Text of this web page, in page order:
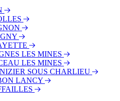
Seigneur
LES MINES
LES MINES
SOUS CHARLIEU
LANCY